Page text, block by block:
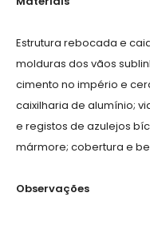
Estrutura rebocada e
molduras dos vãos
cimento no império e
caixilharia de alumínio;
e registos de azulejos
mármore; cobertura e
Observações